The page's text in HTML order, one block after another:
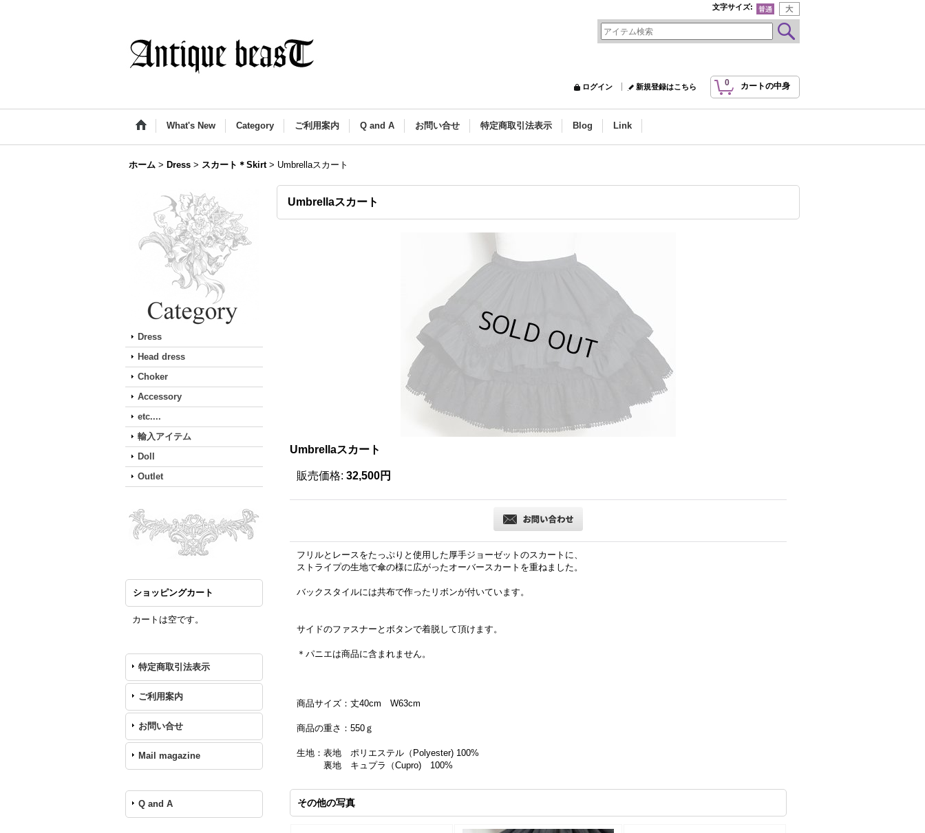
文字サイズ:
0 カートの中身
ログイン 新規登録はこちら
What's New Category ご利用案内 Q and A お問い合せ 特定商取引法表示 Blog Link
ホーム > Dress > スカート＊Skirt > Umbrellaスカート
Dress
Head dress
Choker
Accessory
etc....
輸入アイテム
Doll
Outlet
ショッピングカート
カートは空です。
特定商取引法表示
ご利用案内
お問い合せ
Mail magazine
Q and A
Umbrellaスカート
Umbrellaスカート
販売価格: 32,500円
フリルとレースをたっぷりと使用した厚手ジョーゼットのスカートに、
ストライプの生地で傘の様に広がったオーバースカートを重ねました。
バックスタイルには共布で作ったリボンが付いています。
サイドのファスナーとボタンで着脱して頂けます。
＊パニエは商品に含まれません。
商品サイズ：丈40cm W63cm
商品の重さ：550ｇ
生地：表地 ポリエステル（Polyester) 100%
裏地 キュプラ（Cupro) 100%
その他の写真